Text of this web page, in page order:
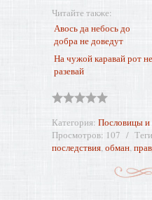
Читайте также:
Авось да небось до
добра не доведут
На чужой каравай рот не
разевай
Категория: Пословицы и
Просмотров: 107 Теги
последствия,обман,